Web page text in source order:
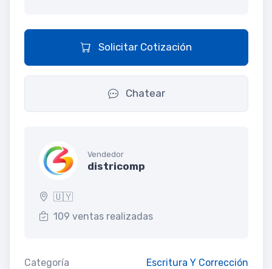
Solicitar Cotización
Chatear
Vendedor
districomp
🇺🇾
109 ventas realizadas
Categoría Escritura Y Corrección